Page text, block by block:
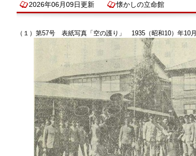
2026年06月09日更新 懐かしの立命館
（１）第57号 表紙写真「空の護り」 1935（昭和10）年10月